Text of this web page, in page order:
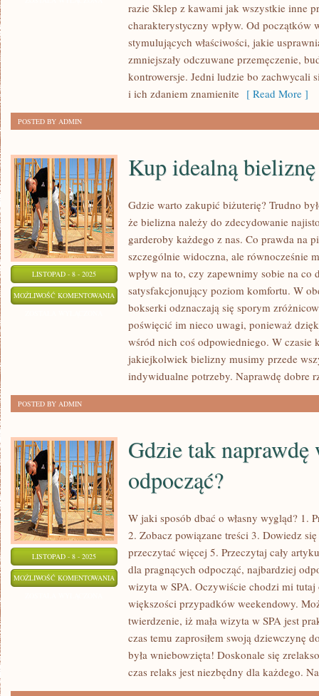
DZIAŁANIA.
razie Sklep z kawami jak wszystkie inne
charakterystyczny wpływ. Od początków
stymulujących właściwości, jakie
zmniejszały odczuwane przemęczenie,
kontrowersje. Jedni ludzie bo zachwycali
i ich zdaniem znamienite [ Read More ]
POSTED BY ADMIN
LISTOPAD - 8 - 2025
MOŻLIWOŚĆ KOMENTOWANIA
IDEALNĄ
BIELIZNĘ
Kup idealną bieliznę
Gdzie warto zakupić biżuterię? Trudno
że bielizna należy do zdecydowanie
garderoby każdego z nas. Co prawda na
szczególnie widoczna, ale równocześnie
wpływ na to, czy zapewnimy sobie na co
satysfakcjonujący poziom komfortu. W
bokserki odznaczają się sporym
poświęcić im nieco uwagi, ponieważ
wśród nich coś odpowiedniego. W czasie
jakiejkolwiek bielizny musimy przede
indywidualne potrzeby. Naprawdę dobre
POSTED BY ADMIN
LISTOPAD - 8 - 2025
MOŻLIWOŚĆ KOMENTOWANIA
NAPRAWDĘ
Gdzie tak naprawdę
odpocząć?
W jaki sposób dbać o własny wygląd? 1.
2. Zobacz powiązane treści 3. Dowiedz
przeczytać więcej 5. Przeczytaj cały
dla pragnących odpocząć, najbardziej
wizyta w SPA. Oczywiście chodzi mi
większości przypadków weekendowy.
twierdzenie, iż mała wizyta w SPA jest
czas temu zaprosiłem swoją dziewczynę
była wniebowzięta! Doskonale się
czas relaks jest niezbędny dla każdego.